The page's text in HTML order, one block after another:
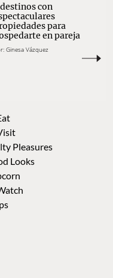
con
para
en pareja
Ginesa Vázquez
Pleasures
Looks